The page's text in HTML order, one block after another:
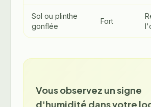
Sol ou plinthe
gonflée
Fort
Vous observez un signe
d'humidité dans votre